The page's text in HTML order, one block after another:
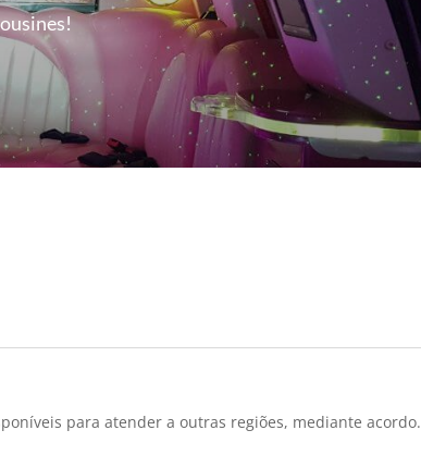
para atender a outras regiões, mediante acordo.